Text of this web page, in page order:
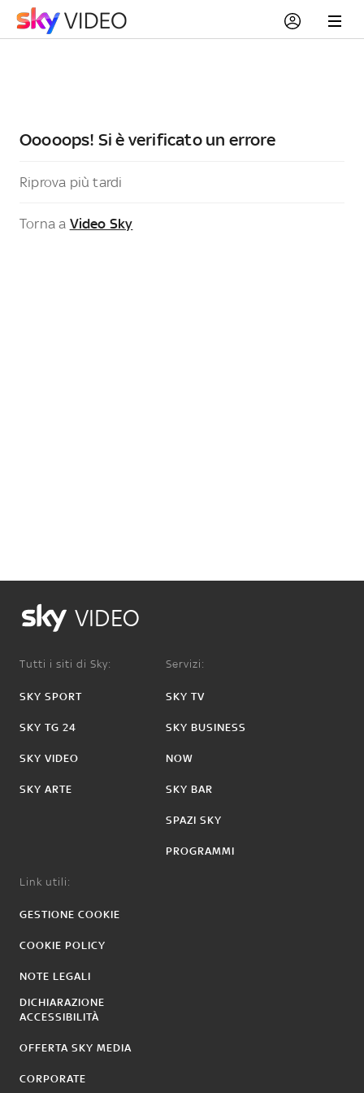
Ooooops! Si è verificato un errore
Riprova più tardi
Torna a Video Sky
VIDEO
Tutti i siti di Sky:
SKY SPORT
SKY TG 24
SKY VIDEO
SKY ARTE
Servizi:
SKY TV
SKY BUSINESS
NOW
SKY BAR
SPAZI SKY
PROGRAMMI
Link utili:
GESTIONE COOKIE
COOKIE POLICY
NOTE LEGALI
DICHIARAZIONE
ACCESSIBILITÀ
OFFERTA SKY MEDIA
CORPORATE